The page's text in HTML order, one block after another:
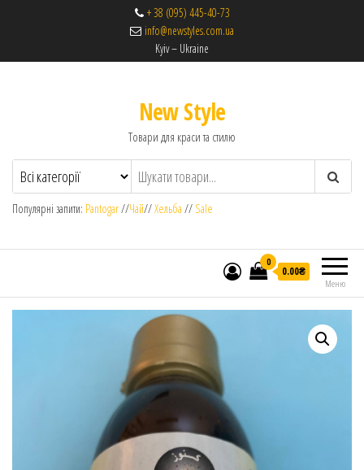
+ 38 (095) 445-40-73
info@newstyles.com.ua
Kyiv – Ukraine
New Style
Товари для краси та стилю
Популярні запити: Pantogar//Чай//Хельба // Sale
Меню
0
0.00₴